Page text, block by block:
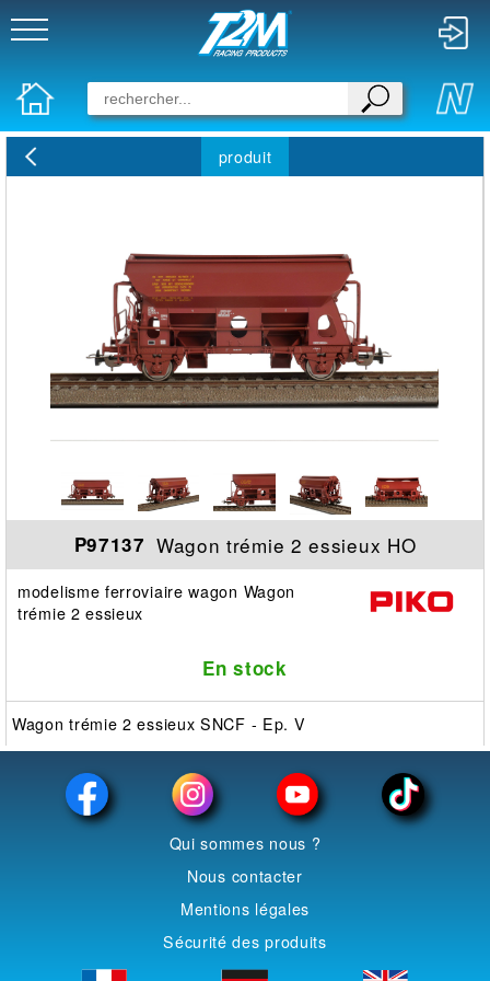
produit
P97137 Wagon trémie 2 essieux HO
modelisme ferroviaire wagon Wagon
trémie 2 essieux
En stock
Wagon trémie 2 essieux SNCF - Ep. V
Qui sommes nous ?
Nous contacter
Mentions légales
Sécurité des produits